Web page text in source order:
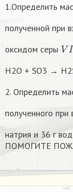
1.Определить
полученной при
оксидом серы
VI
H2O + SO3 →
2. Определить
полученного при
натрия и 36 г
ПОМОГИТЕ